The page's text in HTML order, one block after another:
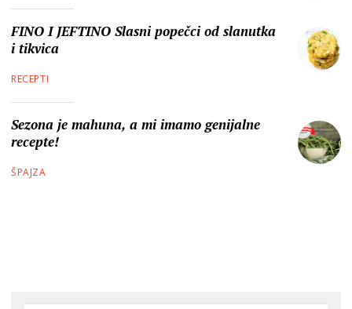
FINO I JEFTINO Slasni popečci od slanutka
i tikvica
RECEPTI
Sezona je mahuna, a mi imamo genijalne
recepte!
ŠPAJZA